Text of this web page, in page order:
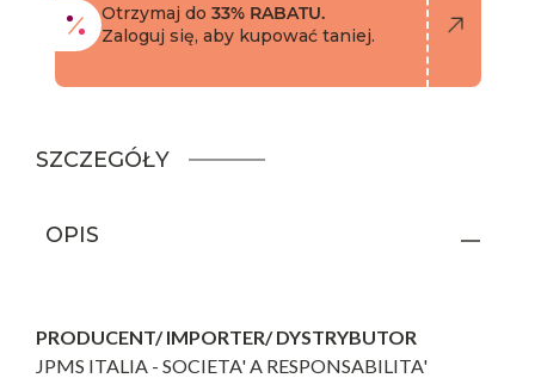
Otrzymaj do 33% RABATU.
Zaloguj się, aby kupować taniej.
SZCZEGÓŁY
OPIS
PRODUCENT/ IMPORTER/ DYSTRYBUTOR
JPMS ITALIA - SOCIETA' A RESPONSABILITA'